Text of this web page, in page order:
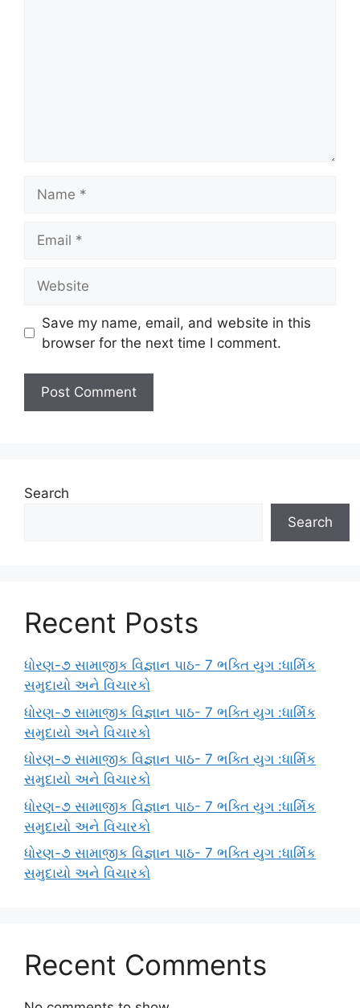
Save my name, email, and website in this
browser for the next time I comment.
Search
Search
Recent Posts
ધોરણ-૭ સામાજીક વિજ્ઞાન પાઠ- 7 ભક્તિ યુગ :ધાર્મિક
સમુદાયો અને વિચારકો
ધોરણ-૭ સામાજીક વિજ્ઞાન પાઠ- 7 ભક્તિ યુગ :ધાર્મિક
સમુદાયો અને વિચારકો
ધોરણ-૭ સામાજીક વિજ્ઞાન પાઠ- 7 ભક્તિ યુગ :ધાર્મિક
સમુદાયો અને વિચારકો
ધોરણ-૭ સામાજીક વિજ્ઞાન પાઠ- 7 ભક્તિ યુગ :ધાર્મિક
સમુદાયો અને વિચારકો
ધોરણ-૭ સામાજીક વિજ્ઞાન પાઠ- 7 ભક્તિ યુગ :ધાર્મિક
સમુદાયો અને વિચારકો
Recent Comments